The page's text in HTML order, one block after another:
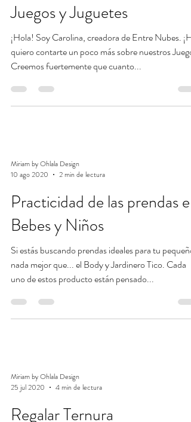
Juegos y Juguetes
¡Hola! Soy Carolina, creadora de Entre Nubes.
quiero contarte un poco más sobre nuestros
Creemos fuertemente que cuanto...
Miriam by Ohlala Design
10 ago 2020
2 min de lectura
Practicidad de las prendas en
Bebes y Niños
Si estás buscando prendas ideales para tu pequeño
nada mejor que... el Body y Jardinero Tico. Cada
uno de estos producto están pensado...
Miriam by Ohlala Design
25 jul 2020
4 min de lectura
Regalar Ternura